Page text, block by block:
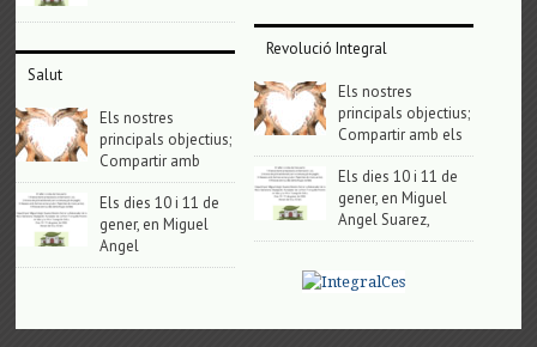
Salut
Els nostres
principals objectius;
Compartir amb
Els dies 10 i 11 de
gener, en Miguel
Angel
Revolució Integral
Els nostres
principals objectius;
Compartir amb els
Els dies 10 i 11 de
gener, en Miguel
Angel Suarez,